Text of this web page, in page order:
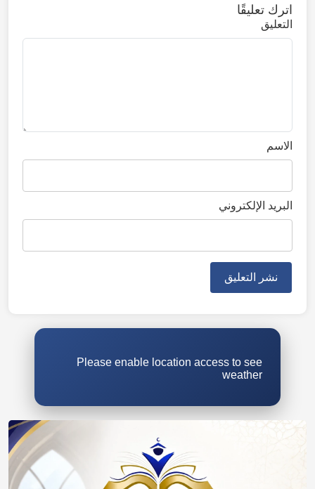
اترك تعليقًا
التعليق
الاسم
البريد الإلكتروني
Please enable location access to see
weather